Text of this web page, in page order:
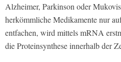
Alzheimer, Parkinson oder
herkömmliche Medikamente nur
entfachen, wird mittels mRNA
die Proteinsynthese innerhalb der